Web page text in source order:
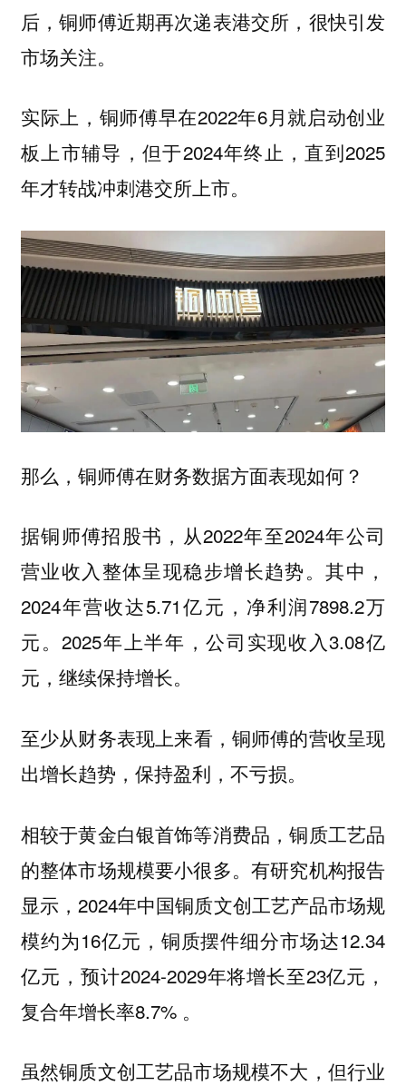
后，铜师傅近期再次递表港交所，很快引发
市场关注。
实际上，铜师傅早在2022年6月就启动创业
板上市辅导，但于2024年终止，直到2025
年才转战冲刺港交所上市。
那么，铜师傅在财务数据方面表现如何？
据铜师傅招股书，从2022年至2024年公司
营业收入整体呈现稳步增长趋势。其中，
2024年营收达5.71亿元，净利润7898.2万
元。2025年上半年，公司实现收入3.08亿
元，继续保持增长。
至少从财务表现上来看，铜师傅的营收呈现
出增长趋势，保持盈利，不亏损。
相较于黄金白银首饰等消费品，铜质工艺品
的整体市场规模要小很多。有研究机构报告
显示，‌2024年中国铜质文创工艺产品市场规
模约为16亿元，铜质摆件细分市场达12.34
亿元‌，预计2024-2029年将增长至23亿元，
复合年增长率8.7% 。
虽然铜质文创工艺品市场规模不大，但行业